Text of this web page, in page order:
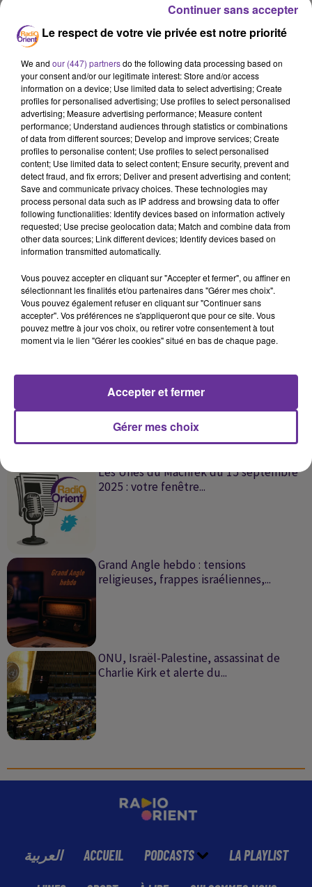
ملف اليوم
0:00 10 min 26 sec
SUR LE MÊME SUJET
Offensive israélienne à Gaza : Macron
pourrait annoncer la...
Les Unes du Machrek du 17 septembre
2025 : votre fenêtre...
Les Unes du Machrek du 15 septembre
2025 : votre fenêtre...
Grand Angle hebdo : tensions
religieuses, frappes israéliennes,...
ONU, Israël-Palestine, assassinat de
Charlie Kirk et alerte du...
العربية ACCUEIL PODCASTS LA PLAYLIST
Le respect de votre vie privée est notre priorité
We and our (447) partnersdo the following data processing based on
your consent and/or our legitimate interest: Store and/or access
information on a device; Use limited data to select advertising; Create
profiles for personalised advertising; Use profiles to select personalised
advertising; Measure advertising performance; Measure content
performance; Understand audiences through statistics or combinations
of data from different sources; Develop and improve services; Create
profiles to personalise content; Use profiles to select personalised
content; Use limited data to select content; Ensure security, prevent and
detect fraud, and fix errors; Deliver and present advertising and content;
Save and communicate privacy choices. These technologies may
process personal data such as IP address and browsing data to offer
following functionalities: Identify devices based on information actively
requested; Use precise geolocation data; Match and combine data from
other data sources; Link different devices; Identify devices based on
information transmitted automatically.
Vous pouvez accepter en cliquant sur "Accepter et fermer", ou affiner en
sélectionnant les finalités et/ou partenaires dans "Gérer mes choix".
Vous pouvez également refuser en cliquant sur "Continuer sans
accepter". Vos préférences ne s'appliqueront que pour ce site. Vous
pouvez mettre à jour vos choix, ou retirer votre consentement à tout
moment via le lien "Gérer les cookies" situé en bas de chaque page.
Gérer mes choix
Accepter et fermer
Continuer sans accepter